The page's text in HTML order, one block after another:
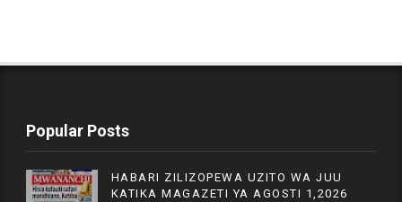
Popular Posts
HABARI ZILIZOPEWA UZITO WA JUU
KATIKA MAGAZETI YA AGOSTI 1,2026